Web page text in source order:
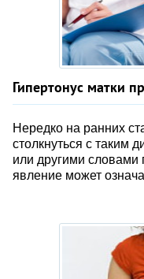
Гипертонус матки
Нередко на ранних
столкнуться с таким
или другими
явление может